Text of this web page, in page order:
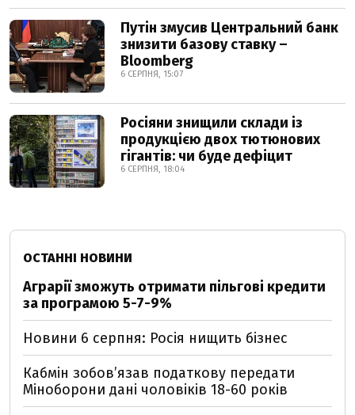
Путін змусив Центральний банк
знизити базову ставку –
Bloomberg
6 СЕРПНЯ, 15:07
Росіяни знищили склади із
продукцією двох тютюнових
гігантів: чи буде дефіцит
6 СЕРПНЯ, 18:04
ОСТАННІ НОВИНИ
Аграрії зможуть отримати пільгові кредити
за програмою 5-7-9%
Новини 6 серпня: Росія нищить бізнес
Кабмін зобовʼязав податкову передати
Міноборони дані чоловіків 18-60 років